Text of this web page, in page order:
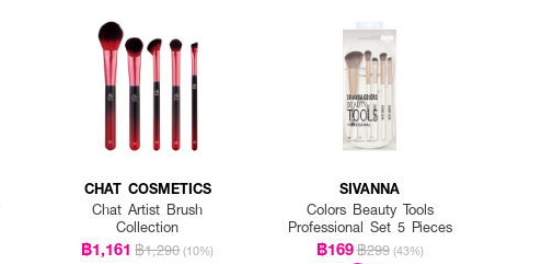
CHAT COSMETICS
Chat Artist Brush
Collection
฿1,161 ฿1,290 (10%)
SIVANNA
Colors Beauty Tools
Professional Set 5 Pieces
฿169฿299 (43%)